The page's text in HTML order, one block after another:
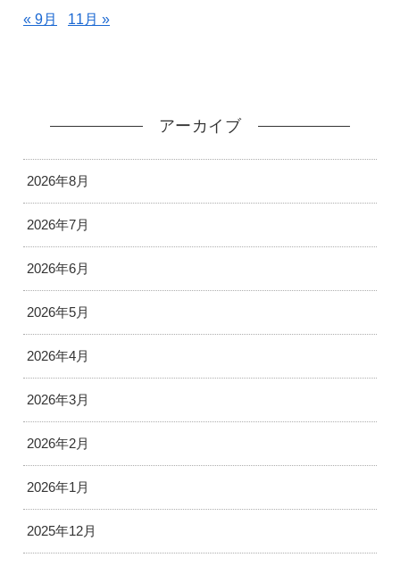
« 9月 11月 »
アーカイブ
2026年8月
2026年7月
2026年6月
2026年5月
2026年4月
2026年3月
2026年2月
2026年1月
2025年12月